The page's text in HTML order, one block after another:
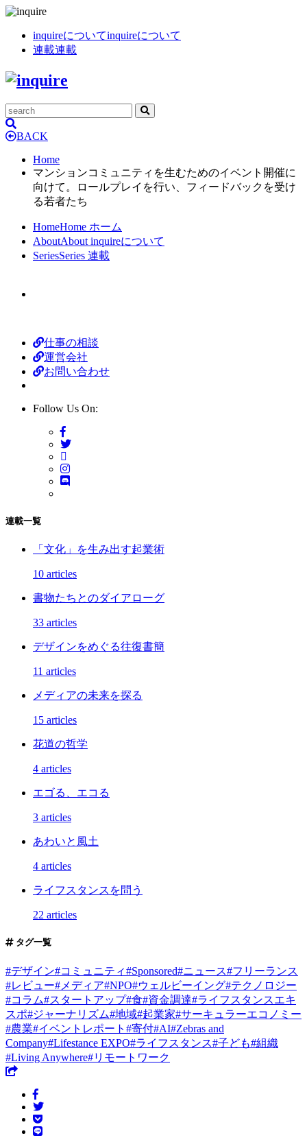
inquireについてinquireについて
連載連載
BACK
Home
マンションコミュニティを生むためのイベント開催に
向けて。ロールプレイを行い、フィードバックを受け
る若者たち
HomeHome ホーム
AboutAbout inquireについて
SeriesSeries 連載
仕事の相談
運営会社
お問い合わせ
Follow Us On:
連載一覧
「文化」を生み出す起業術
10 articles
書物たちとのダイアローグ
33 articles
デザインをめぐる往復書簡
11 articles
メディアの未来を探る
15 articles
花道の哲学
4 articles
エゴる、エコる
3 articles
あわいと風土
4 articles
ライフスタンスを問う
22 articles
タグ一覧
#デザイン#コミュニティ#Sponsored#ニュース#フリーランス
#レビュー# メディア#NPO#ウェルビーイング#テクノロジー
#コラム#スタートアップ#食#資金調達#ライフスタンスエキ
スポ#ジャーナリズム#地域#起業家#サーキュラーエコノミー
#農業#イベントレポート #寄付#AI#Zebras and
Company#Lifestance EXPO#ライフスタンス#子ども#組織
#Living Anywhere#リモートワーク